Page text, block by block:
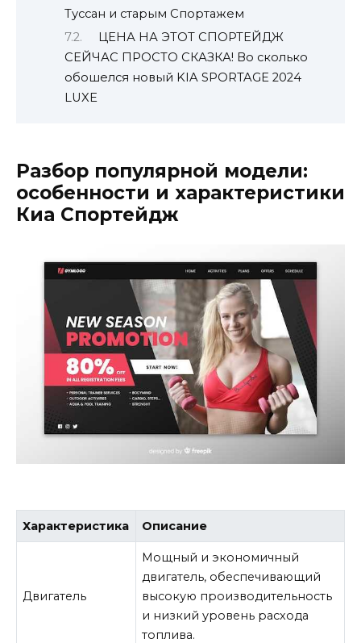
Туссан и старым Спортажем
ЦЕНА НА ЭТОТ СПОРТЕЙДЖ
СЕЙЧАС ПРОСТО СКАЗКА! Во сколько
обошелся новый KIA SPORTAGE 2024
LUXE
Разбор популярной модели:
особенности и характеристики
Киа Спортейдж
Характеристика Описание
Двигатель
Мощный и экономичный
двигатель, обеспечивающий
высокую производительность
и низкий уровень расхода
топлива.